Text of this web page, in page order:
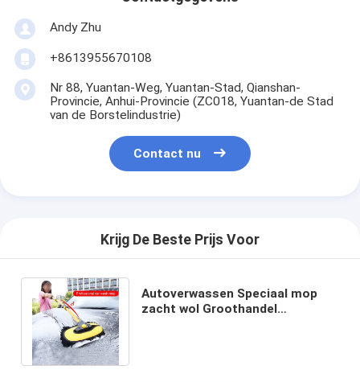
Andy Zhu
+8613955670108
Nr 88, Yuantan-Weg, Yuantan-Stad, Qianshan-
Provincie, Anhui-Provincie (ZC018, Yuantan-de Stad
van de Borstelindustrie)
Contact nu
Krijg De Beste Prijs Voor
Autoverwassen Speciaal mop
zacht wol Groothandel